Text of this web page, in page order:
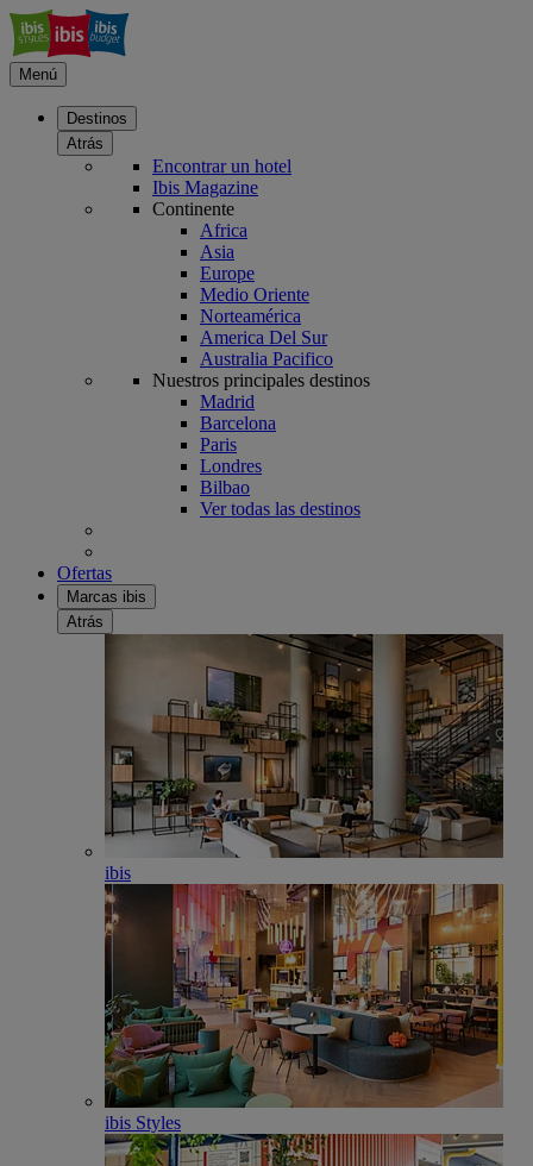
Menú
Destinos
Atrás
Encontrar un hotel
Ibis Magazine
Continente
Africa
Asia
Europe
Medio Oriente
Norteamérica
America Del Sur
Australia Pacifico
Nuestros principales destinos
Madrid
Barcelona
Paris
Londres
Bilbao
Ver todas las destinos
Ofertas
Marcas ibis
Atrás
ibis
ibis Styles